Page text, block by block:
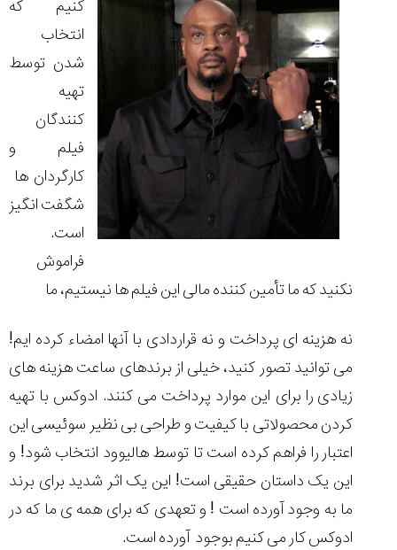
کنیم که
انتخاب
شدن توسط
تهیه
کنندگان
فیلم و
کارگردان ها
شگفت انگیز
است.
فراموش
نکنید که ما تأمین کننده مالی این فیلم ها نیستیم، ما
نه هزینه ای پرداخت و نه قراردادی با آنها امضاء کرده ایم!
می توانید تصور کنید، خیلی از برندهای ساعت هزینه های
زیادی را برای این موارد پرداخت می کنند. ادوکس با تهیه
کردن محصولاتی با کیفیت و طراحی بی نظیر سوئیسی این
اعتبار را فراهم کرده است تا توسط هالیوود انتخاب شود! و
این یک داستان حقیقی است! این یک اثر شدید برای برند
ما به وجود آورده است ! و تعهدی که برای همه ی ما که در
ادوکس کار می کنیم بوجود آورده است.